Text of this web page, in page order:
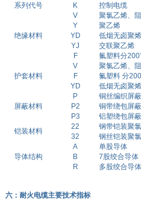
系列代号
K 控制电缆
绝缘材料
V
聚氯乙烯、
Y
聚乙烯
YD
低烟无卤聚
YJ
交联聚乙烯
F
氟塑料分
护套材料
V
聚氯乙烯、
F
氟塑料 分
YD
低烟无卤聚
屏蔽材料
P
铜丝编织屏蔽
P2
铜带绕包屏蔽
P3
铝塑绕包屏蔽
铠装材料
22
钢带铠装聚
32
钢丝铠装聚
导体结构
A
单股导体
B
7股绞合导体
R
多股绞合导体
六：耐火电缆主要技术指标